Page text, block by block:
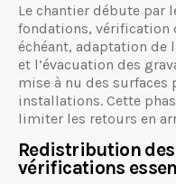
Le chantier débute par
fondations, vérification
échéant, adaptation
et l’évacuation des
mise à nu des
installations. Cette
limiter les retours en
Redistribution
vérifications